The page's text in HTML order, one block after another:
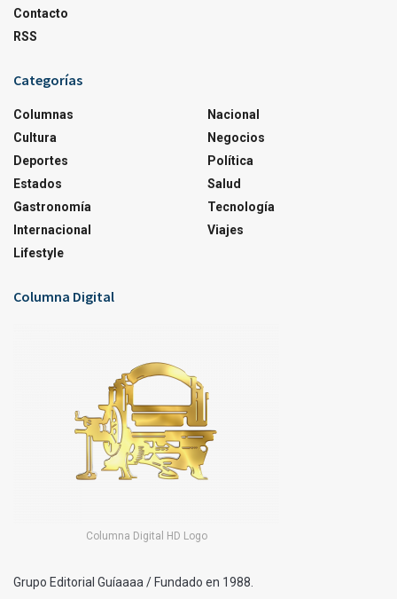
Contacto
RSS
Categorías
Columnas
Cultura
Deportes
Estados
Gastronomía
Internacional
Lifestyle
Nacional
Negocios
Política
Salud
Tecnología
Viajes
Columna Digital
Columna Digital HD Logo
Grupo Editorial Guíaaaa / Fundado en 1988.